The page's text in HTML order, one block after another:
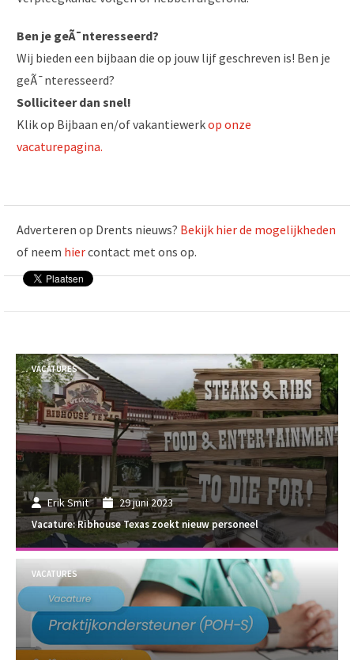
Ben je geÃ¯nteresseerd?
Wij bieden een bijbaan die op jouw lijf geschreven is! Ben je
geÃ¯nteresseerd?
Solliciteer dan snel!
Klik op Bijbaan en/of vakantiewerkop onze
vacaturepagina.
Adverteren op Drents nieuws? Bekijk hier de mogelijkheden
of neem hiercontact met ons op.
Erik Smit 29 juni 2023
Vacature: Ribhouse Texas zoekt nieuw personeel
VACATURES
VACATURES